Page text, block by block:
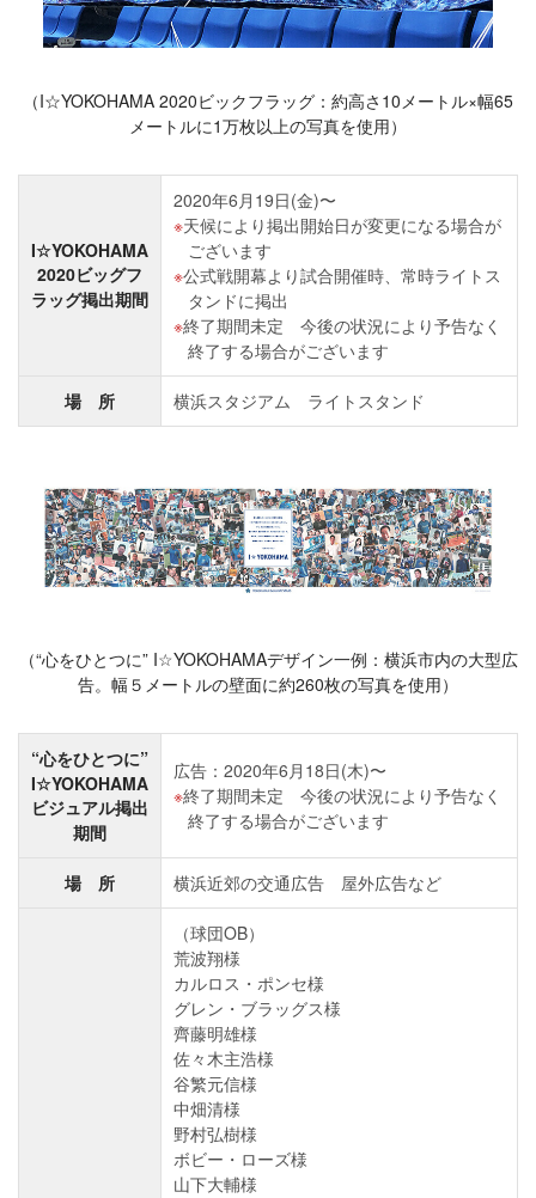
（I☆YOKOHAMA 2020ビックフラッグ：約高さ10メートル×幅65
メートルに1万枚以上の写真を使用）
I☆YOKOHAMA
2020ビッグフ
ラッグ掲出期間
2020年6月19日(金)〜
天候により掲出開始日が変更になる場合が
ございます
公式戦開幕より試合開催時、常時ライトス
タンドに掲出
終了期間未定 今後の状況により予告なく
終了する場合がございます
場 所 横浜スタジアム ライトスタンド
（“心をひとつに” I☆YOKOHAMAデザイン一例：横浜市内の⼤型広
告。幅５メートルの壁⾯に約260枚の写真を使用）
“心をひとつに”
I☆YOKOHAMA
ビジュアル掲出
期間
広告：2020年6月18日(木)〜
終了期間未定 今後の状況により予告なく
終了する場合がございます
場 所 横浜近郊の交通広告 屋外広告など
（球団OB）
荒波翔様
カルロス・ポンセ様
グレン・ブラッグス様
齊藤明雄様
佐々木主浩様
谷繁元信様
中畑清様
野村弘樹様
ボビー・ローズ様
山下大輔様